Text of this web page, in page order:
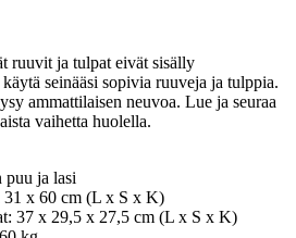
ruuvit ja tulpat eivät sisälly
seinääsi sopivia ruuveja ja tulppia.
ammattilaisen neuvoa. Lue ja seuraa
vaihetta huolella.
puu ja lasi
x 60 cm (L x S x K)
37 x 29,5 x 27,5 cm (L x S x K)